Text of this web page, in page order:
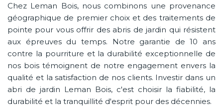
Chez Leman Bois, nous combinons une provenance
géographique de premier choix et des traitements de
pointe pour vous offrir des abris de jardin qui résistent
aux épreuves du temps. Notre garantie de 10 ans
contre la pourriture et la durabilité exceptionnelle de
nos bois témoignent de notre engagement envers la
qualité et la satisfaction de nos clients. Investir dans un
abri de jardin Leman Bois, c'est choisir la fiabilité, la
durabilité et la tranquillité d'esprit pour des décennies.